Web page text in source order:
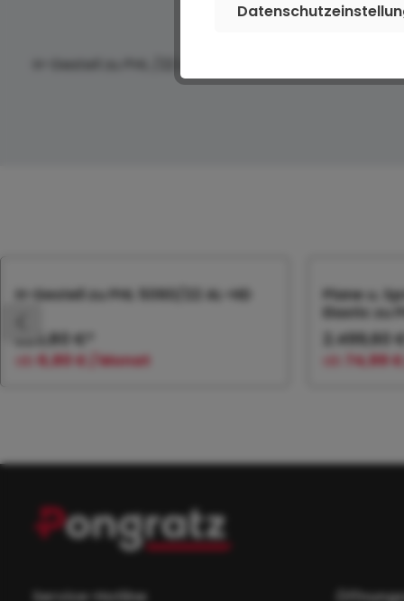
H-Gestell zu PHL /22 AL-HD
Produktgalerie überspringen
H-Gestell zu PHL 5060/22 AL-HD
226,80 €*
ab 6,80 € / Monat
Plane u.
Elastic zu
2.499,60 €*
ab 74,99